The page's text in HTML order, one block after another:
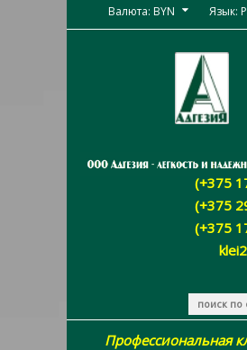
Валюта: BYN Язык:
(+375
(+375
(+375
Профессиональная